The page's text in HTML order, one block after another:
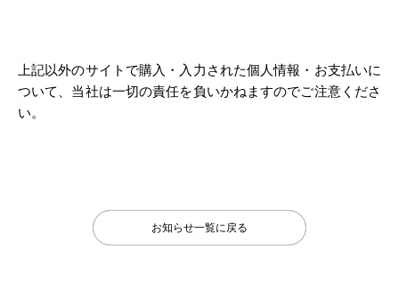
上記以外のサイトで購入・入力された個人情報・お支払いに
ついて、当社は一切の責任を負いかねますのでご注意くださ
い。
お知らせ一覧に戻る